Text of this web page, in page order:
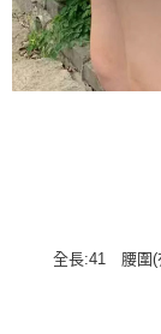
全長:41 腰圍